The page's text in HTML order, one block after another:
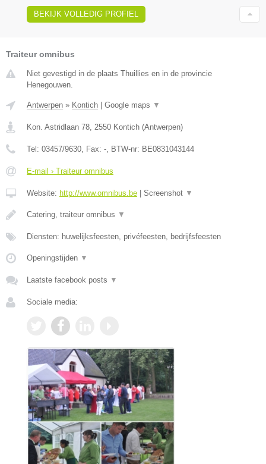
BEKIJK VOLLEDIG PROFIEL
Traiteur omnibus
Niet gevestigd in de plaats Thuillies en in de provincie
Henegouwen.
Antwerpen » Kontich Google maps ▼
Kon. Astridlaan 78, 2550 Kontich (Antwerpen)
Tel: 03457/9630, Fax: -, BTW-nr: BE0831043144
E-mail › Traiteur omnibus
Website: http://www.omnibus.be Screenshot ▼
Catering, traiteur omnibus ▼
Diensten: huwelijksfeesten, privéfeesten, bedrijfsfeesten
Openingstijden ▼
Laatste facebook posts ▼
Sociale media: